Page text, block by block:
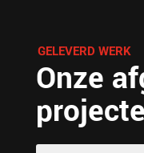
GELEVERD WERK
Onze